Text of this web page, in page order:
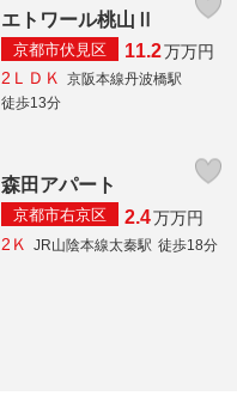
エトワール桃山Ⅱ
京都市伏見区 11.2万万円
2ＬＤＫ 京阪本線丹波橋駅
徒歩13分
森田アパート
京都市右京区 2.4万万円
2Ｋ
JR山陰本線太秦駅 徒歩18分